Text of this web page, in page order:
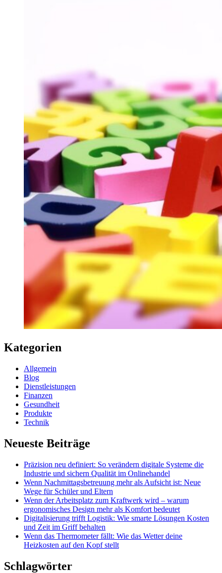
Kategorien
Allgemein
Blog
Dienstleistungen
Finanzen
Gesundheit
Produkte
Technik
Neueste Beiträge
Präzision neu definiert: So verändern digitale Systeme die
Industrie und sichern Qualität im Onlinehandel
Wenn Nachmittagsbetreuung mehr als Aufsicht ist: Neue
Wege für Schüler und Eltern
Wenn der Arbeitsplatz zum Kraftwerk wird – warum
ergonomisches Design mehr als Komfort bedeutet
Digitalisierung trifft Logistik: Wie smarte Lösungen Kosten
und Zeit im Griff behalten
Wenn das Thermometer fällt: Wie das Wetter deine
Heizkosten auf den Kopf stellt
Schlagwörter